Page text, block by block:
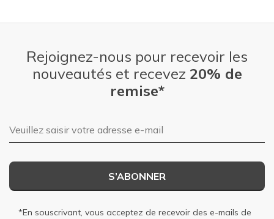
Rejoignez-nous pour recevoir les
nouveautés et recevez 20% de
remise*
Adresse e-mail
S’ABONNER
*En souscrivant, vous acceptez de recevoir des e-mails de